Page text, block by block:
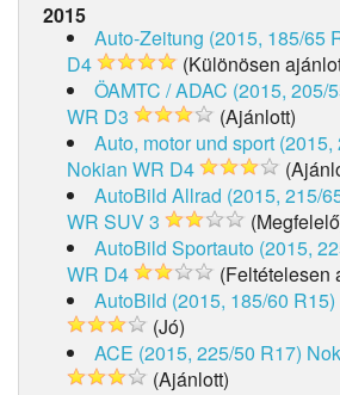
2015
Auto-Zeitung (2015, 185/65
D4
(Különösen
ÖAMTC / ADAC (2015, 205/
WR D3
(Ajánlott)
Auto, motor und sport (2015,
Nokian WR D4
AutoBild Allrad (2015, 215/
WR SUV 3
AutoBild Sportauto (2015,
WR D4
(Feltételesen
AutoBild (2015, 185/60 R15)
(Jó)
ACE (2015, 225/50 R17)
(Ajánlott)